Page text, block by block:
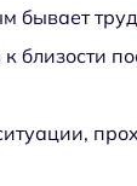
бывает
близости